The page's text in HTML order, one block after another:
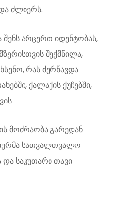
ძლიერს.
შენს არცერთ იდენტობას,
შექმნილა,
რას ძერწავდა
ქალაქის ქუჩებში,
მოძრაობა გარედან
სათვალთვალო
და საკუთარი თავი